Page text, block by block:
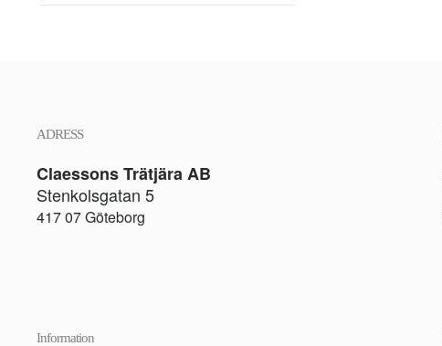
ADRESS
Claessons Trätjära AB
Stenkolsgatan 5
417 07 Göteborg
Information